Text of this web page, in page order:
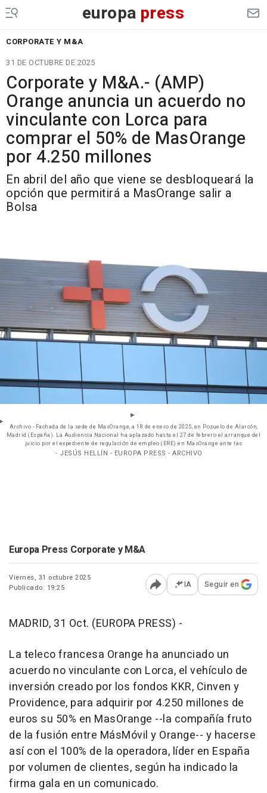
europa press
CORPORATE Y M&A
31 DE OCTUBRE DE 2025
Corporate y M&A.- (AMP)
Orange anuncia un acuerdo no
vinculante con Lorca para
comprar el 50% de MasOrange
por 4.250 millones
En abril del año que viene se desbloqueará la
opción que permitirá a MasOrange salir a
Bolsa
Archivo - Fachada de la sede de MasOrange, a 18 de enero de 2025, en Pozuelo de Alarcón,
Madrid (España). La Audiencia Nacional ha aplazado hasta el 27 de febrero el arranque del
juicio por el expediente de regulación de empleo (ERE) en MasOrange ante las
- JESÚS HELLÍN - EUROPA PRESS - ARCHIVO
Europa Press Corporate y M&A
Viernes, 31 octubre 2025
Publicado: 19:25
Abrir opciones para
IA Seguir en
MADRID, 31 Oct. (EUROPA PRESS) -
La teleco francesa Orange ha anunciado un
acuerdo no vinculante con Lorca, el vehículo de
inversión creado por los fondos KKR, Cinven y
Providence, para adquirir por 4.250 millones de
euros su 50% en MasOrange --la compañía fruto
de la fusión entre MásMóvil y Orange-- y hacerse
así con el 100% de la operadora, líder en España
por volumen de clientes, según ha indicado la
firma gala en un comunicado.